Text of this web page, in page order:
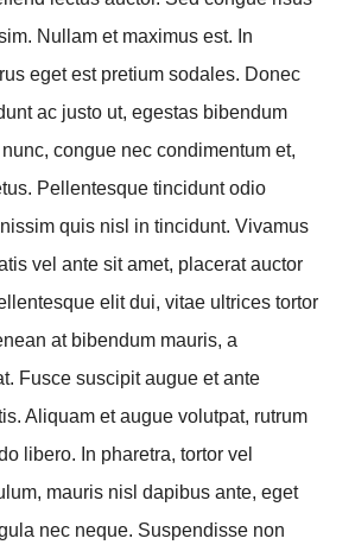
Nullam et maximus est. In
eget est pretium sodales. Donec
ac justo ut, egestas bibendum
congue nec condimentum et,
Pellentesque tincidunt odio
quis nisl in tincidunt. Vivamus
vel ante sit amet, placerat auctor
elit dui, vitae ultrices tortor
at bibendum mauris, a
Fusce suscipit augue et ante
Aliquam et augue volutpat, rutrum
libero. In pharetra, tortor vel
mauris nisl dapibus ante, eget
nec neque. Suspendisse non